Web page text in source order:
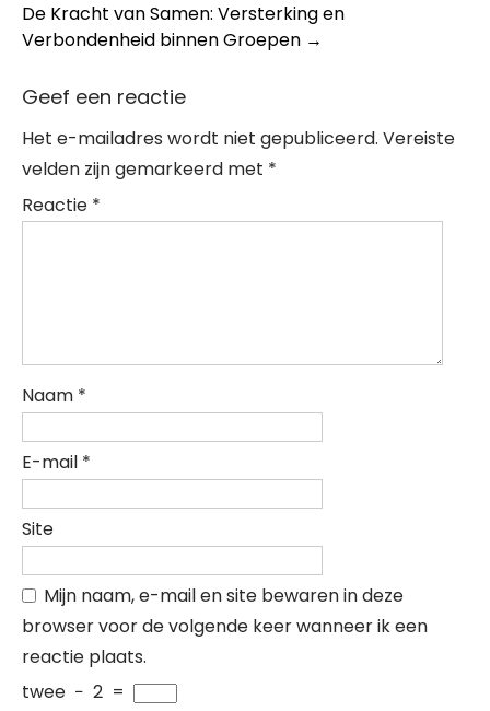
De Kracht van Samen: Versterking en
Verbondenheid binnen Groepen →
Geef een reactie
Het e-mailadres wordt niet gepubliceerd. Vereiste
velden zijn gemarkeerd met *
Reactie *
Naam *
E-mail *
Site
Mijn naam, e-mail en site bewaren in deze
browser voor de volgende keer wanneer ik een
reactie plaats.
twee − 2 =